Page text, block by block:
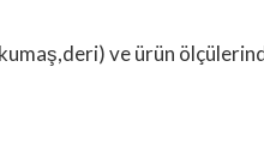
ve ürün